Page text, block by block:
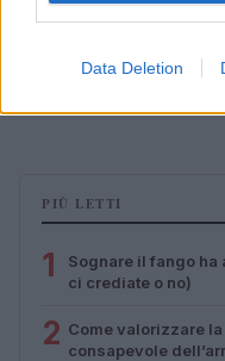
Data Deletion
Scopri Vulcano,
paesaggi vulcanici
PIÙ LETTI
1
Sognare il fango
ci crediate o no)
2 Come valorizzare
consapevole